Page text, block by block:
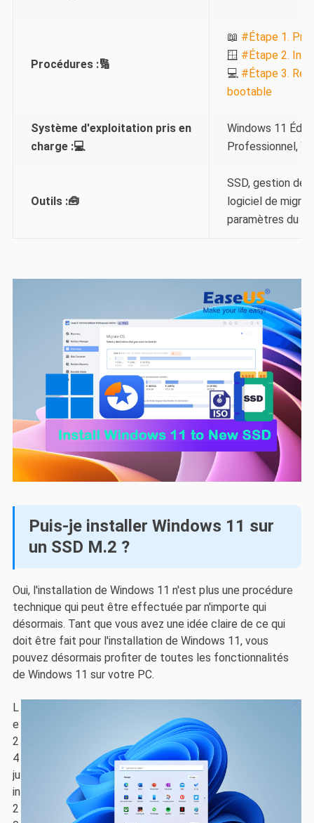
Procédures :🔢
📖 #Étape 1.
🪟 #Étape 2.
💻 #Étape 3.
bootable
Système d'exploitation pris en
charge :💻
Windows 11
Professionnel,
Outils :🧰
SSD, gestion
logiciel de
paramètres du
Puis-je installer Windows 11 sur
un SSD M.2 ?
Oui, l'installation de Windows 11 n'est plus une procédure
technique qui peut être effectuée par n'importe qui
désormais. Tant que vous avez une idée claire de ce qui
doit être fait pour l'installation de Windows 11, vous
pouvez désormais profiter de toutes les fonctionnalités
de Windows 11 sur votre PC.
L
e
2
4
ju
in
2